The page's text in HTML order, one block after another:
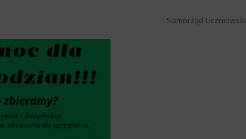
Samorząd Uczniowski